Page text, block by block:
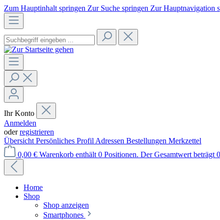
Zum Hauptinhalt springen Zur Suche springen Zur Hauptnavigation
Ihr Konto
Anmelden
oderregistrieren
Übersicht Persönliches Profil Adressen Bestellungen Merkzettel
0,00 € Warenkorb enthält 0 Positionen. Der Gesamtwert beträgt
Home
Shop
Shop anzeigen
Smartphones